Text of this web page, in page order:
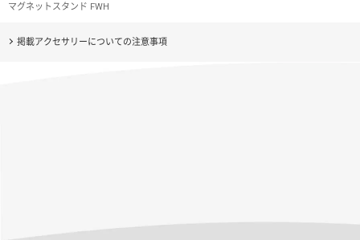
マグネットスタンド FWH
掲載アクセサリーについての注意事項